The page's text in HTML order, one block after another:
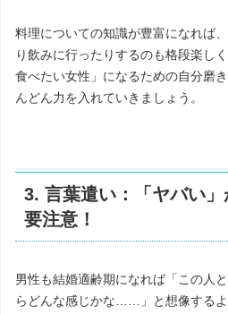
料理についての知識が豊富になれば
り飲みに行ったりするのも格段楽し
食べたい女性」になるための自分磨
んどん力を入れていきましょう。
3. 言葉遣い：「ヤバい
要注意！
男性も結婚適齢期になれば「この人
らどんな感じかな……」と想像する